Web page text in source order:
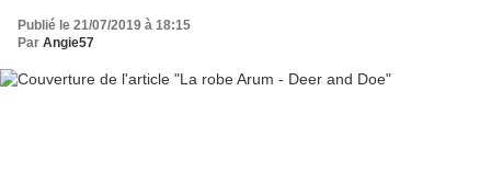
Publié le 21/07/2019 à 18:15
Par Angie57